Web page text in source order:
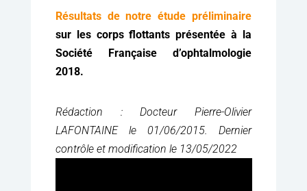
Résultats de notre étude préliminaire
sur les corps flottants présentée à la
Société Française d’ophtalmologie
2018.
Rédaction : Docteur Pierre-Olivier
LAFONTAINE le 01/06/2015. Dernier
contrôle et modification le 13/05/2022